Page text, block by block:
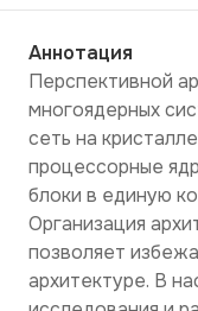
Аннотация
Перспективной
многоядерных
сеть на
процессорные
блоки в единую
Организация
позволяет
архитектуре. В